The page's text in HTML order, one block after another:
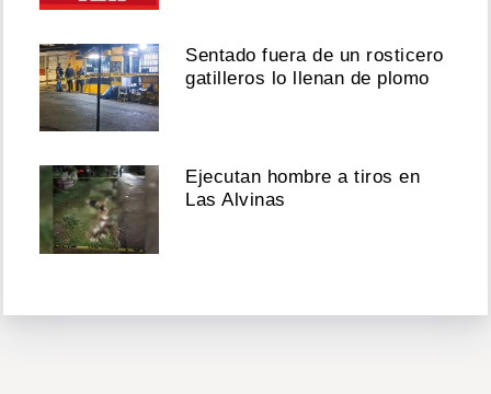
Sentado fuera de un rosticero
gatilleros lo llenan de plomo
Ejecutan hombre a tiros en
Las Alvinas